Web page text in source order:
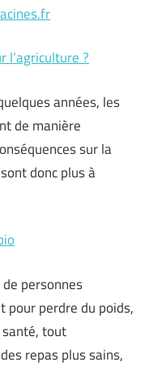
l’agriculture ?
années, les
de manière
sur la
donc plus à
personnes
pour perdre du poids,
tout
repas plus sains,